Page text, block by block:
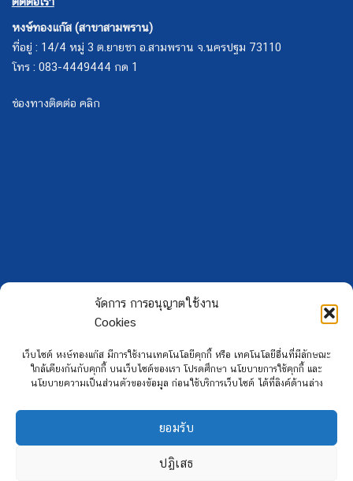
จัดการ การอนุญาตใช้งาน
Cookies
เว็บไซต์ หงษ์ทองแก๊ส มีการใช้งานเทคโนโลยีคุกกี้ หรือ เทคโนโลยีอื่นที่มีลักษณะ
ใกล้เคียงกันกับคุกกี้ บนเว็บไซต์ของเรา โปรดศึกษา นโยบายการใช้คุกกี้ และ
นโยบายความเป็นส่วนตัวของข้อมูล ก่อนใช้บริการเว็บไซต์ ได้ที่ลิงค์ด้านล่าง
ยอมรับ
ปฏิเสธ
หงษ์ทองแก๊ส (สาขาสามพราน)
ที่อยู่ : 14/4 หมู่ 3 ต.ยายชา อ.สามพราน จ.นครปฐม 73110
โทร : 083-4449444 กด 1
ช่องทางติดต่อ คลิก
Copyright 2026 © Hongtong Auto Gas